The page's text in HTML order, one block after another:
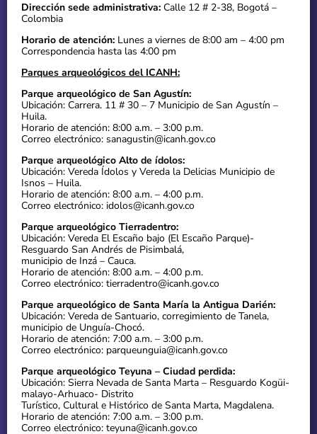
Dirección sede administrativa: Calle 12 # 2-38, Bogotá –
Colombia
Horario de atención: Lunes a viernes de 8:00 am – 4:00 pm
Correspondencia hasta las 4:00 pm
Parques arqueológicos del ICANH:
Parque arqueológico de San Agustín:
Ubicación: Carrera. 11 # 30 – 7 Municipio de San Agustín –
Huila.
Horario de atención: 8:00 a.m. – 3:00 p.m.
Correo electrónico: sanagustin@icanh.gov.co
Parque arqueológico Alto de ídolos:
Ubicación: Vereda Ídolos y Vereda la Delicias Municipio de
Isnos – Huila.
Horario de atención: 8:00 a.m. – 4:00 p.m.
Correo electrónico: idolos@icanh.gov.co
Parque arqueológico Tierradentro:
Ubicación: Vereda El Escaño bajo (El Escaño Parque)-
Resguardo San Andrés de Pisimbalá,
municipio de Inzá – Cauca.
Horario de atención: 8:00 a.m. – 4:00 p.m.
Correo electrónico: tierradentro@icanh.gov.co
Parque arqueológico de Santa María la Antigua Darién:
Ubicación: Vereda de Santuario, corregimiento de Tanela,
municipio de Unguía-Chocó.
Horario de atención: 7:00 a.m. – 3:00 p.m.
Correo electrónico: parqueunguia@icanh.gov.co
Parque arqueológico Teyuna – Ciudad perdida:
Ubicación: Sierra Nevada de Santa Marta – Resguardo Kogüi-
malayo-Arhuaco- Distrito
Turístico, Cultural e Histórico de Santa Marta, Magdalena.
Horario de atención: 7:00 a.m. – 3:00 p.m.
Correo electrónico: teyuna@icanh.gov.co